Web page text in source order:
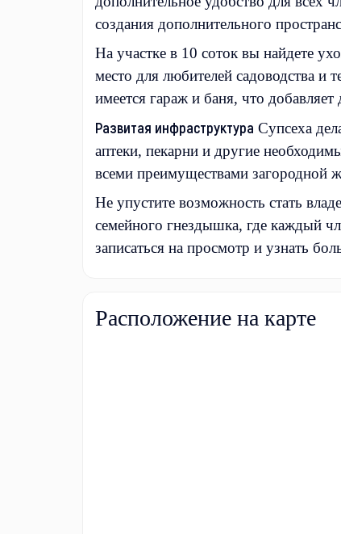
создания дополнительного
На участке в 10 соток вы найдете
место для любителей садоводства и
имеется гараж и баня, что
Развитая инфраструктура Супсеха
аптеки, пекарни и другие
всеми преимуществами загородной
Не упустите возможность стать
семейного гнездышка, где каждый
записаться на просмотр и узнать
Расположение на карте